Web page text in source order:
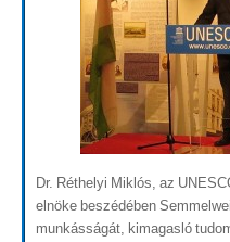
Dr. Réthelyi Miklós, az
elnöke beszédében
munkásságát, kimagasló